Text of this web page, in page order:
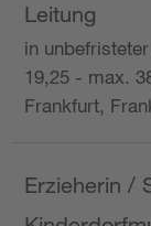
Leitung
in
19,25 - max.
Frankfurt,
Erzieherin /